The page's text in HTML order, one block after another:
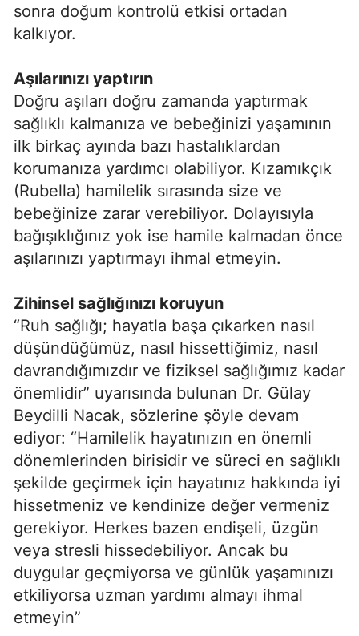
sonra doğum kontrolü etkisi ortadan
kalkıyor.
Aşılarınızı yaptırın
Doğru aşıları doğru zamanda yaptırmak
sağlıklı kalmanıza ve bebeğinizi yaşamının
ilk birkaç ayında bazı hastalıklardan
korumanıza yardımcı olabiliyor. Kızamıkçık
(Rubella) hamilelik sırasında size ve
bebeğinize zarar verebiliyor. Dolayısıyla
bağışıklığınız yok ise hamile kalmadan önce
aşılarınızı yaptırmayı ihmal etmeyin.
Zihinsel sağlığınızı koruyun
“Ruh sağlığı; hayatla başa çıkarken nasıl
düşündüğümüz, nasıl hissettiğimiz, nasıl
davrandığımızdır ve fiziksel sağlığımız kadar
önemlidir” uyarısında bulunan Dr. Gülay
Beydilli Nacak, sözlerine şöyle devam
ediyor: “Hamilelik hayatınızın en önemli
dönemlerinden birisidir ve süreci en sağlıklı
şekilde geçirmek için hayatınız hakkında iyi
hissetmeniz ve kendinize değer vermeniz
gerekiyor. Herkes bazen endişeli, üzgün
veya stresli hissedebiliyor. Ancak bu
duygular geçmiyorsa ve günlük yaşamınızı
etkiliyorsa uzman yardımı almayı ihmal
etmeyin”